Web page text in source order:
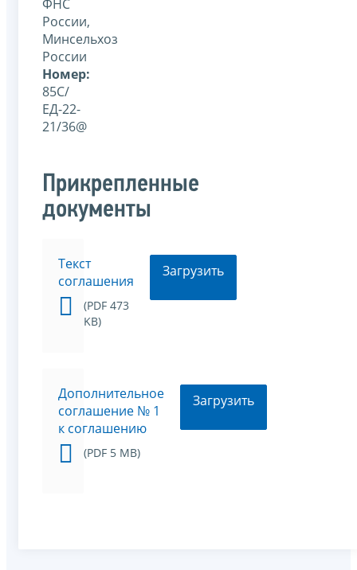
ФНС
России,
Минсельхоз
России
Номер:
85С/
ЕД-22-
21/36@
Прикрепленные
документы
Текст
соглашения
(PDF 473
KB)
Загрузить
Дополнительное
соглашение № 1
к соглашению
(PDF 5 MB)
Загрузить